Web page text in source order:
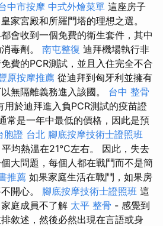
中市按摩 中式外燴菜單 這座房子
家宮殿和所羅門塔的理想之選。
會收到一個免費的衛生套件，其中
毒劑。 南屯整復 迪拜機場執行非
費的PCR測試，並且入住完全不合
原按摩推薦 從迪拜到匈牙利並擁有
無隔離義務進入該國。 台中 整骨
用於迪拜進入負PCR測試的疫苗證
常是一年中最低的價格，因此是預
胞證 台北 腳底按摩技術士證照班
均熱溫在21°C左右。 因此，失去
大問題，每個人都在戰鬥而不是簡
推薦 如果家庭生活在戰鬥，如果房
開心。 腳底按摩技術士證照班 這
庭成員不了解 太平 整骨 - 感覺到
敘述，然後必然出現在言語或身